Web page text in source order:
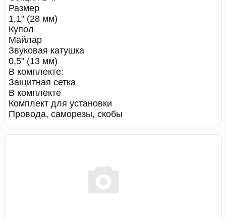
Размер
1,1" (28 мм)
Купол
Майлар
Звуковая катушка
0,5" (13 мм)
В комплекте:
Защитная сетка
В комплекте
Комплект для установки
Провода, саморезы, скобы